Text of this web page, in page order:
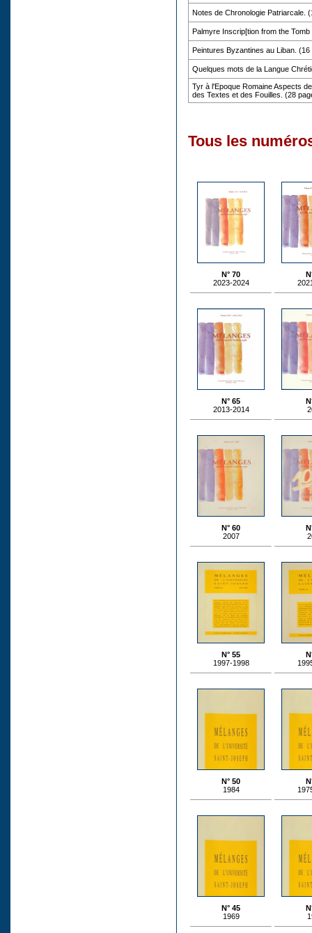
Notes de Chronologie Patriarcale.
Palmyre Inscrip[tion from the
Peintures Byzantines au Liban. (16
Quelques mots de la Langue
Tyr à l'Epoque Romaine Aspects
des Textes et des Fouilles. (28
Tous les
N° 70
2023-2024
N° 65
2013-2014
N° 60
2007
N° 55
1997-1998
N° 50
1984
N° 45
1969